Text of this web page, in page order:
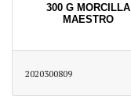
300 G MORCILLA
MAESTRO
2020300809